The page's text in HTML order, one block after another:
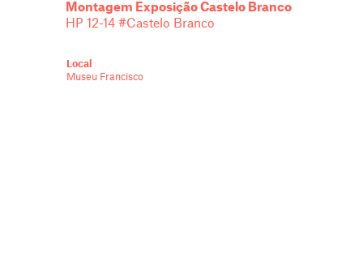
Montagem Exposição Castelo Branco
HP 12-14 #Castelo Branco
Local
Museu Francisco